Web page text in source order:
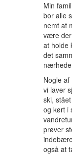
Min
bor alle
nemt at
være der
at holde
det
Nogle
vi laver
ski,
og kørt i
prøver
også at